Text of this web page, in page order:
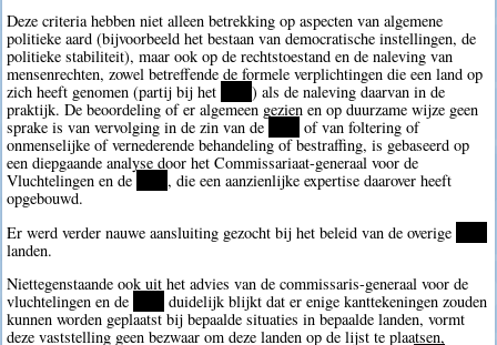
Deze criteria hebben niet alleen betrekking op aspecten van algemene
politieke aard (bijvoorbeeld het bestaan van democratische instellingen, de
politieke stabiliteit), maar ook op de rechtstoestand en de naleving van
mensenrechten, zowel betreffende de formele verplichtingen die een land op
zich heeft genomen (partij bij het
****) als de naleving daarvan in de
praktijk. De beoordeling of er algemeen gezien en op duurzame wijze geen
sprake is van vervolging in de zin van de
of van foltering of
onmenselijke of vernederende behandeling of bestraffing, is gebaseerd op
een diepgaande analyse door het Commissariaat-generaal voor de
Vluchtelingen en de
****, die een aanzienlijke expertise daarover heeft
opgebouwd.
Er werd verder nauwe aansluiting gezocht bij het beleid van de overige
landen.
Niettegenstaande ook uit het advies van de commissaris-generaal voor de
vluchtelingen en de
duidelijk blijkt dat er enige kanttekeningen zouden
kunnen worden geplaatst bij bepaalde situaties in bepaalde landen, vormt
deze vaststelling geen bezwaar om deze landen op de lijst te plaatsen,